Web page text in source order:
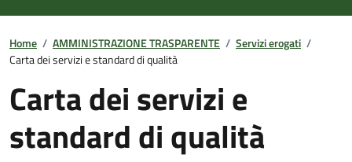
Home / AMMINISTRAZIONE TRASPARENTE / Servizi erogati /
Carta dei servizi e standard di qualità
Carta dei servizi e
standard di qualità